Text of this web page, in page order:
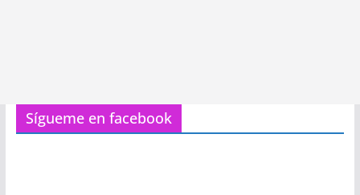
Sígueme en facebook